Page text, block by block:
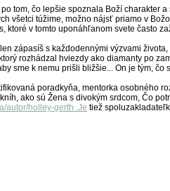
tom, čo lepšie spoznala Boží charakter
všetci túžime, možno nájsť priamo v
ktoré v tomto uponáhľanom svete často
zápasíš s každodennými výzvami
rozhádzal hviezdy ako diamanty po
sme k nemu prišli bližšie... On je tým, čo
poradkyňa, mentorka osobného
ako sú Žena s divokým srdcom, Čo
autor/holley-gerth .Je tiež